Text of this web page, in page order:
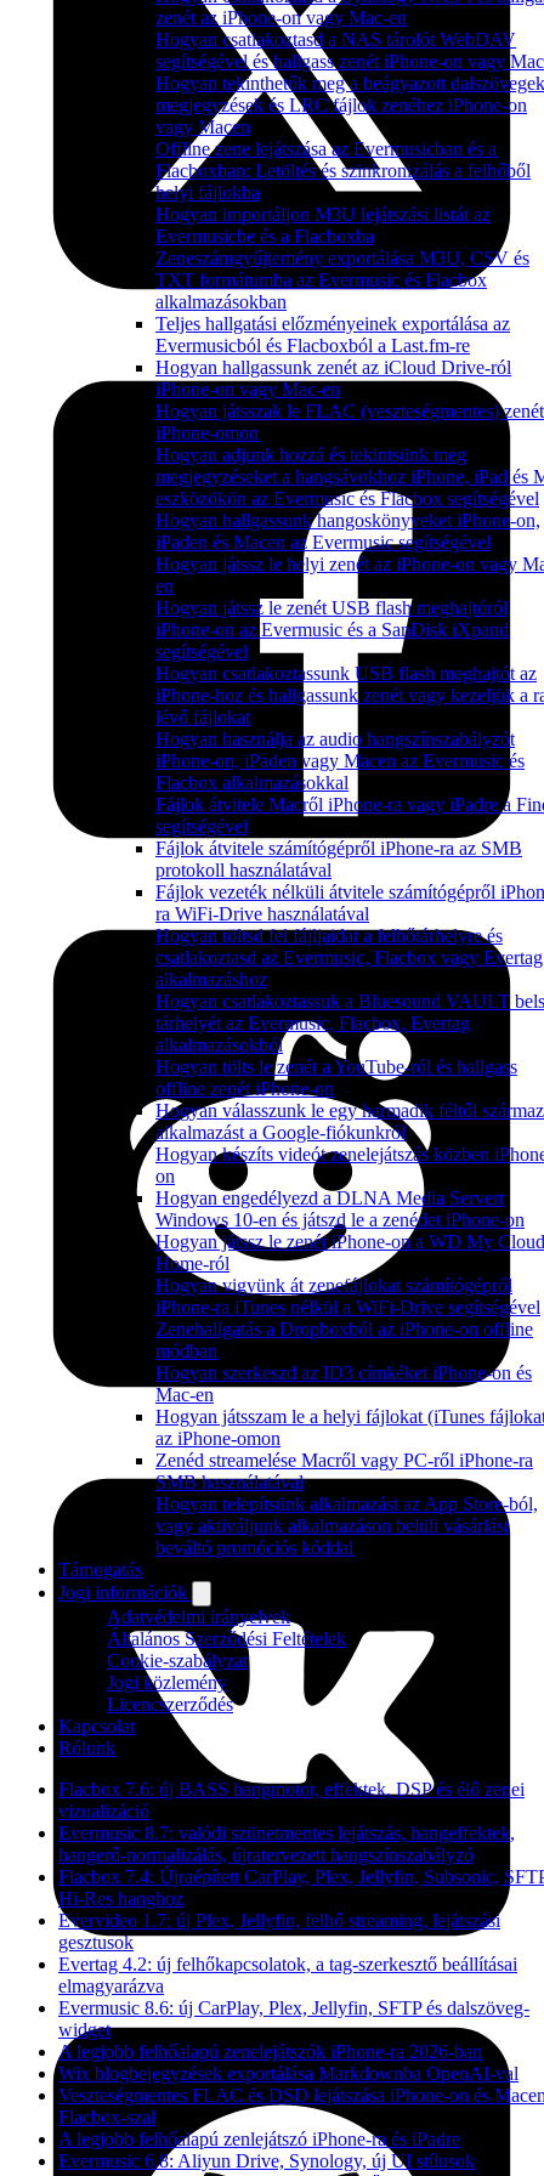
zenét az iPhone-on vagy Mac-en
Hogyan csatlakoztasd a NAS tárolót WebDAV
segítségével és hallgass zenét iPhone-on vagy
Hogyan tekinthetők meg a beágyazott
megjegyzések és LRC fájlok zenéhez iPhone-on
vagy Macen
Offline zene lejátszása az Evermusicban és a
Flacboxban: Letöltés és szinkronizálás a felhőből
helyi fájlokba
Hogyan importáljon M3U lejátszási listát az
Evermusicbe és a Flacboxba
Zeneszámgyűjtemény exportálása M3U, CSV és
TXT formátumba az Evermusic és Flacbox
alkalmazásokban
Teljes hallgatási előzményeinek exportálása az
Evermusicból és Flacboxból a Last.fm-re
Hogyan hallgassunk zenét az iCloud Drive-ról
iPhone-on vagy Mac-en
Hogyan játsszak le FLAC (veszteségmentes)
iPhone-omon
Hogyan adjunk hozzá és tekintsünk meg
megjegyzéseket a hangsávokhoz iPhone, iPad és
eszközökön az Evermusic és Flacbox segítségével
Hogyan hallgassunk hangoskönyveket iPhone-on,
iPaden és Macen az Evermusic segítségével
Hogyan játssz le helyi zenét az iPhone-on vagy
en
Hogyan játssz le zenét USB flash meghajtóról
iPhone-on az Evermusic és a SanDisk iXpand
segítségével
Hogyan csatlakoztassunk USB flash meghajtót az
iPhone-hoz és hallgassunk zenét vagy kezeljük a
lévő fájlokat
Hogyan használja az audio hangszínszabályzót
iPhone-on, iPaden vagy Macen az Evermusic és
Flacbox alkalmazásokkal
Fájlok átvitele Macről iPhone-ra vagy iPadre a
segítségével
Fájlok átvitele számítógépről iPhone-ra az SMB
protokoll használatával
Fájlok vezeték nélküli átvitele számítógépről
ra WiFi-Drive használatával
Hogyan töltsd fel fájljaidat a felhőtárhelyre és
csatlakoztasd az Evermusic, Flacbox vagy Evertag
alkalmazáshoz
Hogyan csatlakoztassuk a Bluesound VAULT
tárhelyét az Evermusic, Flacbox, Evertag
alkalmazásokból
Hogyan tölts le zenét a YouTube-ról és hallgass
offline zenét iPhone-on
Hogyan válasszunk le egy harmadik féltől
alkalmazást a Google-fiókunkról
Hogyan készíts videót zenelejátszás közben
on
Hogyan engedélyezd a DLNA Media Servert
Windows 10-en és játszd le a zenédet iPhone-on
Hogyan játssz le zenét iPhone-on a WD My Cloud
Home-ról
Hogyan vigyünk át zenefájlokat számítógépről
iPhone-ra iTunes nélkül a WiFi-Drive segítségével
Zenehallgatás a Dropboxból az iPhone-on offline
módban
Hogyan szerkeszd az ID3 címkéket iPhone-on és
Mac-en
Hogyan játsszam le a helyi fájlokat (iTunes
az iPhone-omon
Zenéd streamelése Macről vagy PC-ről iPhone-ra
SMB használatával
Hogyan telepítsünk alkalmazást az App Store-ból,
vagy aktiváljunk alkalmazáson belüli vásárlást
beváltó promóciós kóddal
Támogatás
Jogi információk
Adatvédelmi irányelvek
Általános Szerződési Feltételek
Cookie-szabályzat
Jogi közlemény
Licencszerződés
Kapcsolat
Rólunk
Flacbox 7.6: új BASS hangmotor, effektek, DSP és élő zenei
vizualizáció
Evermusic 8.7: valódi szünetmentes lejátszás, hangeffektek,
hangerő-normalizálás, újratervezett hangszínszabályzó
Flacbox 7.4: Újraépített CarPlay, Plex, Jellyfin, Subsonic,
Hi-Res hanghoz
Evervideo 1.7: új Plex, Jellyfin, felhő streaming, lejátszási
gesztusok
Evertag 4.2: új felhőkapcsolatok, a tag-szerkesztő beállításai
elmagyarázva
Evermusic 8.6: új CarPlay, Plex, Jellyfin, SFTP és dalszöveg-
widget
A legjobb felhőalapú zenelejátszók iPhone-ra 2026-ban
Wix blogbejegyzések exportálása Markdownba OpenAI-val
Veszteségmentes FLAC és DSD lejátszása iPhone-on és
Flacbox-szal
A legjobb felhőalapú zenlejátszó iPhone-ra és iPadre
Evermusic 6.8: Aliyun Drive, Synology, új UI stílusok